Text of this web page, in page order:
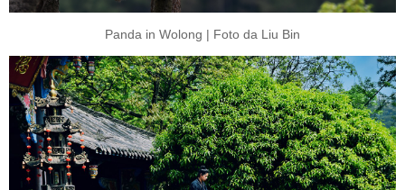
Panda in Wolong | Foto da Liu Bin